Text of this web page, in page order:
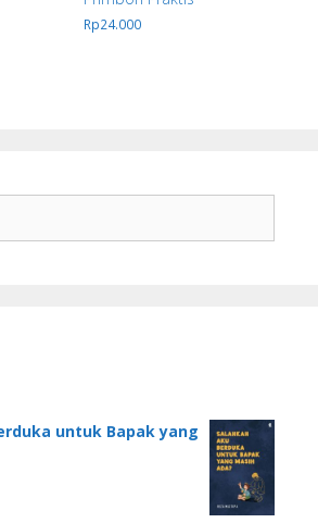
Rp24.000
untuk Bapak yang